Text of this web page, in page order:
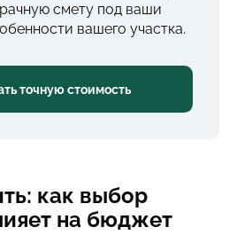
смету под ваши
вашего участка.
точную стоимость
как выбор
на бюджет